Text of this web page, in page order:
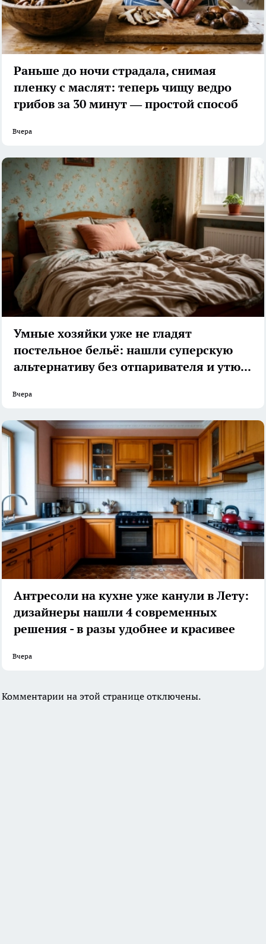
Раньше до ночи страдала, снимая
пленку с маслят: теперь чищу ведро
грибов за 30 минут — простой способ
Вчера
Умные хозяйки уже не гладят
постельное бельё: нашли суперскую
альтернативу без отпаривателя и утюга
Вчера
Антресоли на кухне уже канули в Лету:
дизайнеры нашли 4 современных
решения - в разы удобнее и красивее
Вчера
Комментарии на этой странице отключены.